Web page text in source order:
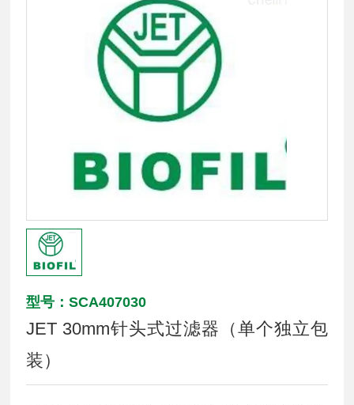
型号：SCA407030
JET 30mm针头式过滤器（单个独立包
装）